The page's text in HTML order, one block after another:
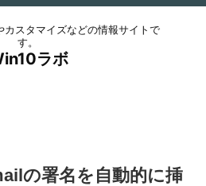
スタマイズなどの情報サイトで
す。
ラボ
の署名を自動的に挿